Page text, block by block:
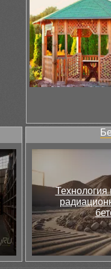
Технология